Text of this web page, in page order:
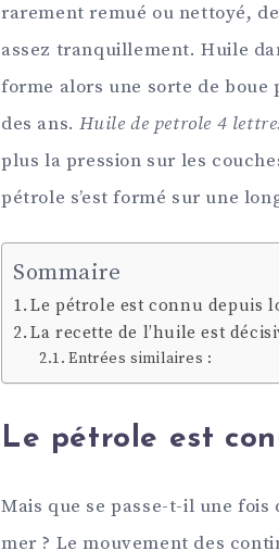
rarement remué ou nettoyé,
assez tranquillement. Huile
forme alors une sorte de
des ans.Huile de petrole 4
plus la pression sur les
pétrole s’est formé sur une
Sommaire
Le pétrole est connu depuis
La recette de l’huile est
Entrées similaires :
Le pétrole est
Mais que se passe-t-il une fois
mer ? Le mouvement des